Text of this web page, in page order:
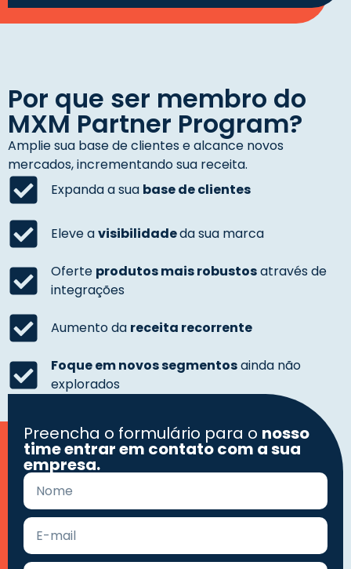
Por que ser membro do
MXM Partner Program?
Amplie sua base de clientes e alcance novos
mercados, incrementando sua receita.
Expanda a sua base de clientes
Eleve avisibilidadeda sua marca
Oferte produtos mais robustosatravés de
integrações
Aumento da receita recorrente
Foque em novos segmentosainda não
explorados
Preencha o formulário para o nosso
time entrar em contato com a sua
empresa.